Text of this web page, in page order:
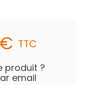
TTC
produit ?
email